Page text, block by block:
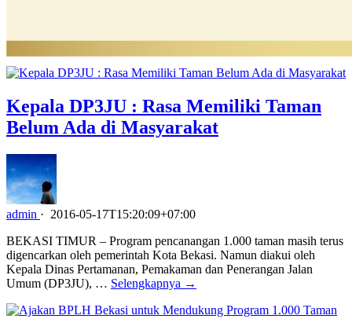
Kepala DP3JU : Rasa Memiliki Taman
Belum Ada di Masyarakat
admin · 2016-05-17T15:20:09+07:00
BEKASI TIMUR – Program pencanangan 1.000 taman masih terus
digencarkan oleh pemerintah Kota Bekasi. Namun diakui oleh
Kepala Dinas Pertamanan, Pemakaman dan Penerangan Jalan
Umum (DP3JU), … Selengkapnya →